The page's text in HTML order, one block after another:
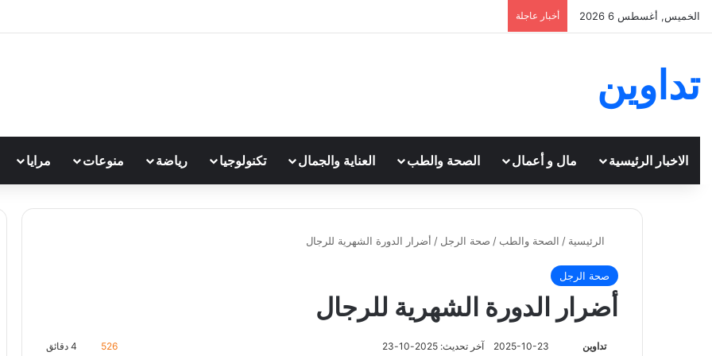
الخميس, أغسطس 6 2026 أخبار عاجلة
تداوين
الاخبار الرئيسية مال و أعمال الصحة والطب العناية والجمال تكنولوجيا رياضة منوعات مرايا
الرئيسية / الصحة والطب / صحة الرجل / أضرار الدورة الشهرية للرجال
صحة الرجل
أضرار الدورة الشهرية للرجال
تداوين 2025-10-23 آخر تحديث: 2025-10-23 526